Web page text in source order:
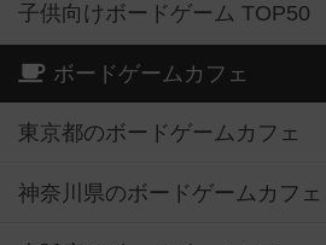
子供向けボードゲーム TOP50
ボードゲームカフェ
東京都のボードゲームカフェ
神奈川県のボードゲームカフェ